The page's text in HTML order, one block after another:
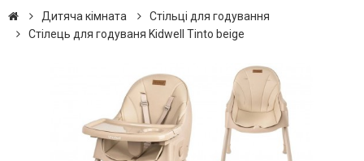
Дитяча кімната
Стільці для годування
Стілець для годуваня Kidwell Tinto beige